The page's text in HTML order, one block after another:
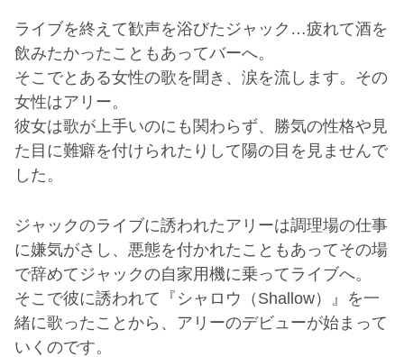
ライブを終えて歓声を浴びたジャック…疲れて酒を
飲みたかったこともあってバーへ。
そこでとある女性の歌を聞き、涙を流します。その
女性はアリー。
彼女は歌が上手いのにも関わらず、勝気の性格や見
た目に難癖を付けられたりして陽の目を見ませんで
した。
ジャックのライブに誘われたアリーは調理場の仕事
に嫌気がさし、悪態を付かれたこともあってその場
で辞めてジャックの自家用機に乗ってライブへ。
そこで彼に誘われて『シャロウ（Shallow）』を一
緒に歌ったことから、アリーのデビューが始まって
いくのです。